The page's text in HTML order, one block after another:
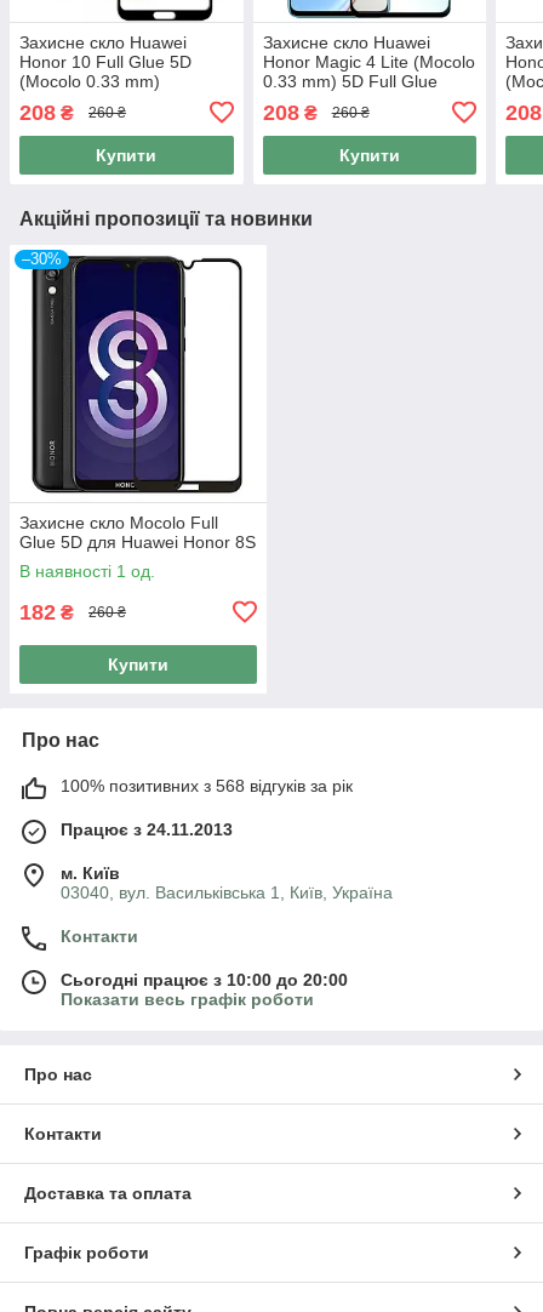
Захисне скло Huawei
Honor 10 Full Glue 5D
(Mocolo 0.33 mm)
208 ₴ 260 ₴
Купити
Захисне скло Huawei
Honor Magic 4 Lite (Mocolo
0.33 mm) 5D Full Glue
208₴ 260 ₴
Купити
208
Акційні пропозиції та новинки
–30%
Захисне скло Mocolo Full
Glue 5D для Huawei Honor 8S
В наявності 1 од.
182 ₴ 260 ₴
Купити
Про нас
100% позитивних з 568 відгуків за рік
Працює з 24.11.2013
м. Київ
03040, вул. Васильківська 1, Київ, Україна
Контакти
Сьогодні працює з 10:00 до 20:00
Показати весь графік роботи
Про нас
Контакти
Доставка та оплата
Графік роботи